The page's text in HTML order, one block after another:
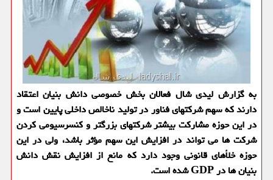
به گزارش لیدی شال فعالان بخش خصوصی دانش بنیان اعتقاد
دارند که سهم شرکتهای فناور در تولید ناخالص داخلی پایین است و
در این حوزه مشارکت بیشتر شرکتهای بزرگتر و کنسرسیومی کردن
شرکت ها می تواند در افزایش این سهم مؤثر باشد، ولی در این
حوزه خلأهای قانونی وجود دارد که مانع از افزایش نقش دانش
بنیان ها در GDP شده است.